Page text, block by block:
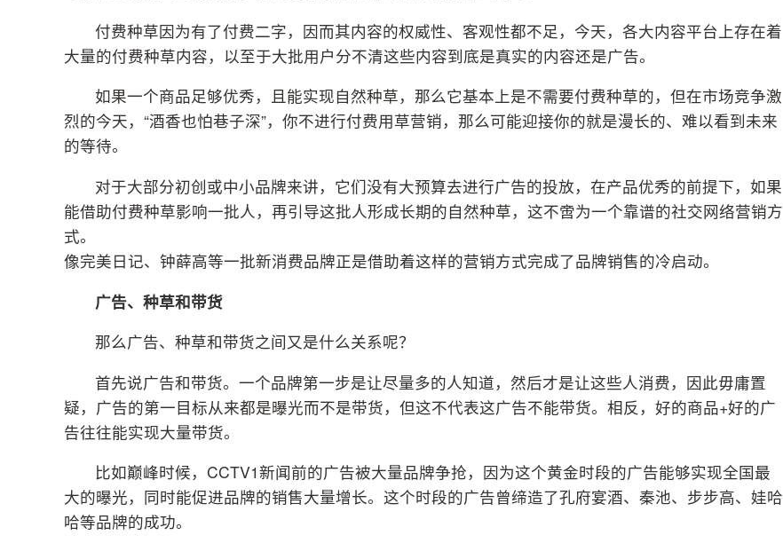
付费种草因为有了付费二字，因而其内容的权威性、客观性都不足，今天，各大内容平台上存在着
大量的付费种草内容，以至于大批用户分不清这些内容到底是真实的内容还是广告。
如果一个商品足够优秀，且能实现自然种草，那么它基本上是不需要付费种草的，但在市场竞争激
烈的今天，“酒香也怕巷子深”，你不进行付费用草营销，那么可能迎接你的就是漫长的、难以看到未来
的等待。
对于大部分初创或中小品牌来讲，它们没有大预算去进行广告的投放，在产品优秀的前提下，如果
能借助付费种草影响一批人，再引导这批人形成长期的自然种草，这不啻为一个靠谱的社交网络营销方
式。
像完美日记、钟薛高等一批新消费品牌正是借助着这样的营销方式完成了品牌销售的冷启动。
广告、种草和带货
那么广告、种草和带货之间又是什么关系呢？
首先说广告和带货。一个品牌第一步是让尽量多的人知道，然后才是让这些人消费，因此毋庸置
疑，广告的第一目标从来都是曝光而不是带货，但这不代表这广告不能带货。相反，好的商品+好的广
告往往能实现大量带货。
比如巅峰时候，CCTV1新闻前的广告被大量品牌争抢，因为这个黄金时段的广告能够实现全国最
大的曝光，同时能促进品牌的销售大量增长。这个时段的广告曾缔造了孔府宴酒、秦池、步步高、娃哈
哈等品牌的成功。